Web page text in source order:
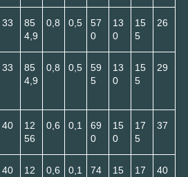
33
85
4,9
0,8 0,5
57
0
13
0
15
5
26
33
85
4,9
0,8 0,5
59
5
13
0
15
5
29
40
12
56
0,6 0,1
69
0
15
0
17
5
37
40
12
0,6 0,1
74
15
17
40